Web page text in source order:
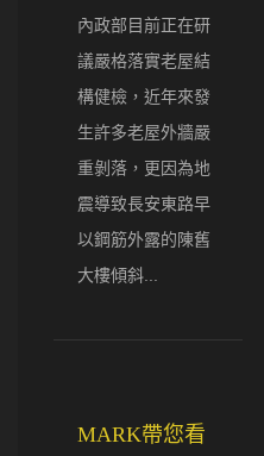
內政部目前正在研
議嚴格落實老屋結
構健檢，近年來發
生許多老屋外牆嚴
重剝落，更因為地
震導致長安東路早
以鋼筋外露的陳舊
大樓傾斜...
MARK帶您看